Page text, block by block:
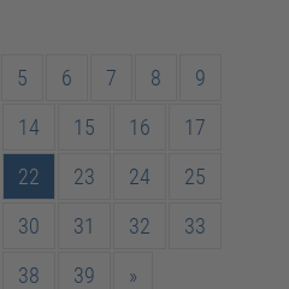
5 6 7 8
9
14 15 16
17
22 23 24
25
30 31 32
33
38 39 »